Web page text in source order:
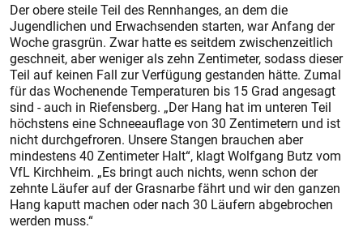
Der obere steile Teil des Rennhanges, an dem die
Jugendlichen und Erwachsenden starten, war Anfang der
Woche grasgrün. Zwar hatte es seitdem zwischenzeitlich
geschneit, aber weniger als zehn Zentimeter, sodass dieser
Teil auf keinen Fall zur Verfügung gestanden hätte. Zumal
für das Wochenende Temperaturen bis 15 Grad angesagt
sind - auch in Riefensberg. „Der Hang hat im unteren Teil
höchstens eine Schneeauflage von 30 Zentimetern und ist
nicht durchgefroren. Unsere Stangen brauchen aber
mindestens 40 Zentimeter Halt“, klagt Wolfgang Butz vom
VfL Kirchheim. „Es bringt auch nichts, wenn schon der
zehnte Läufer auf der Grasnarbe fährt und wir den ganzen
Hang kaputt machen oder nach 30 Läufern abgebrochen
werden muss.“